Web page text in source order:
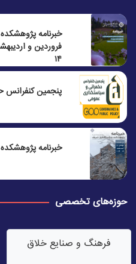
۱۴
پنجمين كنفرانس
خبرنامه
حوزه‌های تخصصی
فرهنگ و صنایع خلاق